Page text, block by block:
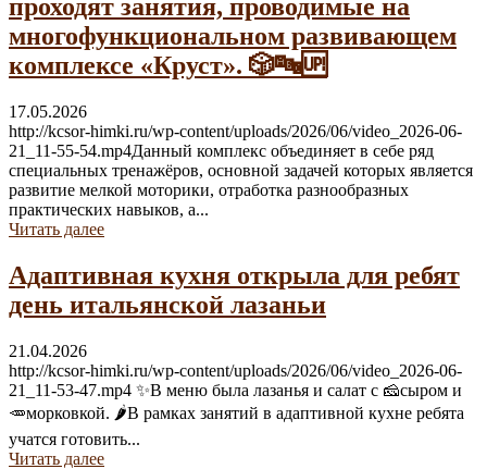
проходят занятия, проводимые на
многофункциональном развивающем
комплексе «Круст». 🎲🔤🆙
17.05.2026
http://kcsor-himki.ru/wp-content/uploads/2026/06/video_2026-06-
21_11-55-54.mp4Данный комплекс объединяет в себе ряд
специальных тренажёров, основной задачей которых является
развитие мелкой моторики, отработка разнообразных
практических навыков, а...
Читать далее
Адаптивная кухня открыла для ребят
день итальянской лазаньи
21.04.2026
http://kcsor-himki.ru/wp-content/uploads/2026/06/video_2026-06-
21_11-53-47.mp4 ✨В меню была лазанья и салат с 🧀сыром и
🥕морковкой. 🌶В рамках занятий в адаптивной кухне ребята
учатся готовить...
Читать далее